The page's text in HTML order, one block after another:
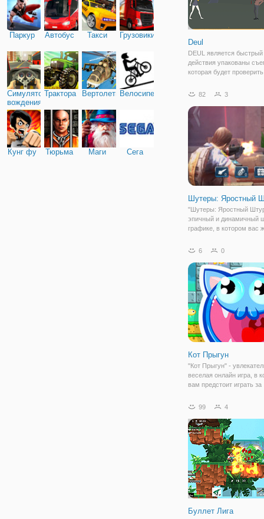
Паркур Автобус Такси Грузовики
Симулятор
вождения
Трактора ВертолетыВелосипед
Кунг фу Тюрьма Маги Сега
Deul
DEUL является
действия упакованы
которая будет
Попробуйте - нарисуйте
сталкиваетесь по
дуэли свой путь через
82 3
Шутеры: Яростный
"Шутеры: Яростный
эпичный и динамичный
графике, в котором вас
военных и простых
только с
группировками, но и
6 0
Кот Прыгун
"Кот Прыгун" -
веселая онлайн игра, в
вам предстоит играть за
Он, как и положено,
за ними не нужно лезть
99 4
Буллет Лига